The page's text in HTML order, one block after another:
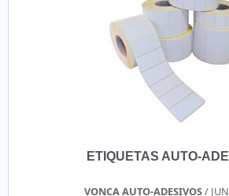
ETIQUETAS AUTO-
VONCA AUTO-ADESIVOS/